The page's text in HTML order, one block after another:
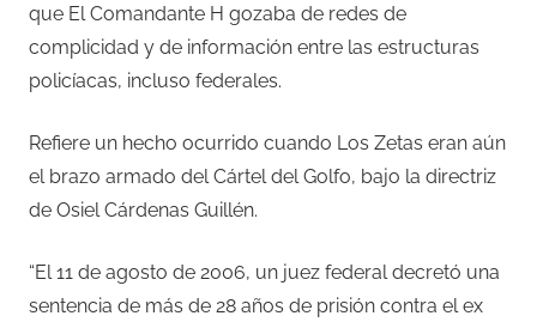
que El Comandante H gozaba de redes de
complicidad y de información entre las estructuras
policíacas, incluso federales.
Refiere un hecho ocurrido cuando Los Zetas eran aún
el brazo armado del Cártel del Golfo, bajo la directriz
de Osiel Cárdenas Guillén.
“El 11 de agosto de 2006, un juez federal decretó una
sentencia de más de 28 años de prisión contra el ex